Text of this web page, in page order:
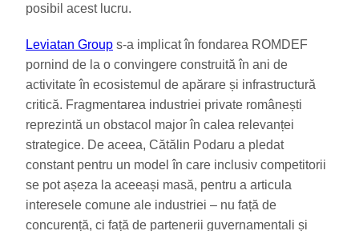
posibil acest lucru.
Leviatan Group s-a implicat în fondarea ROMDEF
pornind de la o convingere construită în ani de
activitate în ecosistemul de apărare și infrastructură
critică. Fragmentarea industriei private românești
reprezintă un obstacol major în calea relevanței
strategice. De aceea, Cătălin Podaru a pledat
constant pentru un model în care inclusiv competitorii
se pot așeza la aceeași masă, pentru a articula
interesele comune ale industriei – nu față de
concurență, ci față de partenerii guvernamentali și